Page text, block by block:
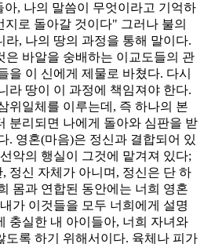
아, 나의 말씀이 무엇이라고 기억하
로 돌아갈 것이다" 그러나 불의
라, 나의 땅의 과정을 통해 말이다.
은 바알을 숭배하는 이교도들의 관
을 이 신에게 제물로 바쳤다. 다시
라 땅이 이 과정에 책임져야 한다.
위일체를 이루는데, 즉 하나의 본
분리되면 나에게 돌아와 심판을 받
. 영혼(마음)은 정신과 결합되어 있
악의 행실이 그것에 맡겨져 있다;
정신 자체가 아니며, 정신은 단 하
몸과 연합된 동안에는 너희 영혼
가 이것들을 모두 너희에게 설명
충실한 내 아이들아, 너희 자녀와
도록 하기 위해서이다. 육체나 피가